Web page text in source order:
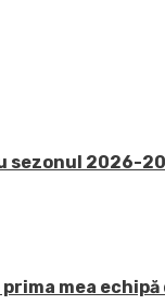
2026-
prima mea